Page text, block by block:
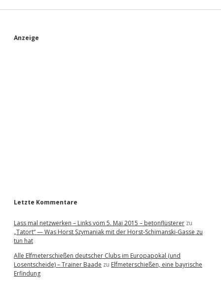
S
Anzeige
Letzte Kommentare
Lass mal netzwerken – Links vom 5. Mai 2015 – betonflüsterer zu
„Tatort“ — Was Horst Szymaniak mit der Horst-Schimanski-Gasse zu
tun hat
Alle Elfmeterschießen deutscher Clubs im Europapokal (und
Losentscheide) – Trainer Baade zu Elfmeterschießen, eine bayrische
Erfindung